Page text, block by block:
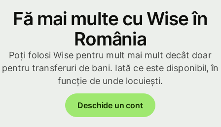
Fă mai multe cu Wise în
România
Poți folosi Wise pentru mult mai mult decât doar
pentru transferuri de bani. Iată ce este disponibil, în
funcție de unde locuiești.
Deschide un cont